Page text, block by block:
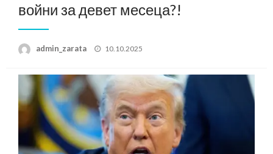
войни за девет месеца?!
admin_zarata
Posted
10.10.2025